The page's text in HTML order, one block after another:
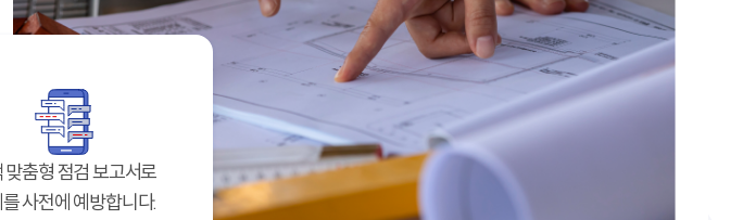
맞춤형 점검 보고서로
사전에 예방합니다.